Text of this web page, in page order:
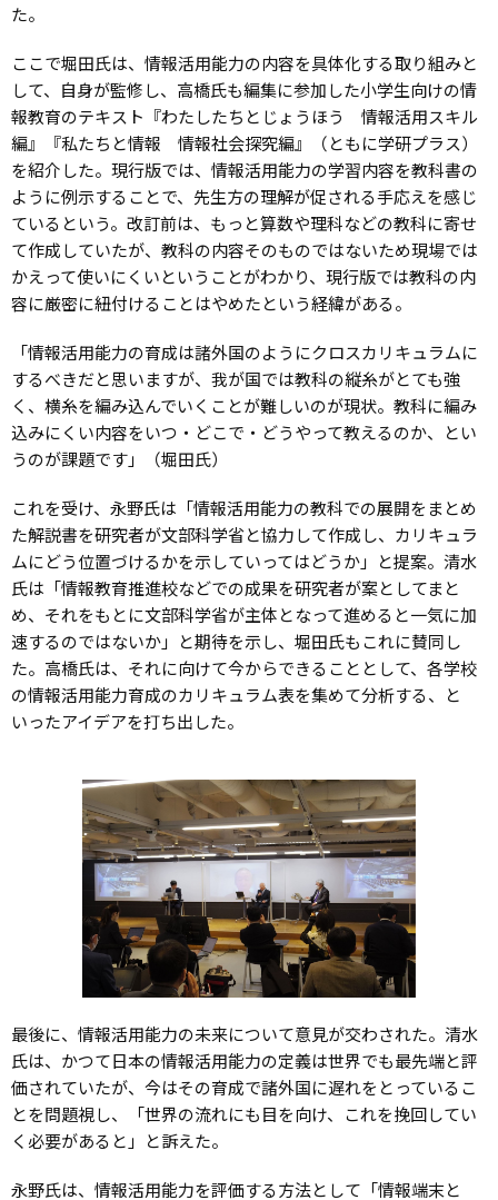
た。
ここで堀田氏は、情報活用能力の内容を具体化する取り組みと
して、自身が監修し、高橋氏も編集に参加した小学生向けの情
報教育のテキスト『わたしたちとじょうほう 情報活用スキル
編』『私たちと情報 情報社会探究編』（ともに学研プラス）
を紹介した。現行版では、情報活用能力の学習内容を教科書の
ように例示することで、先生方の理解が促される手応えを感じ
ているという。改訂前は、もっと算数や理科などの教科に寄せ
て作成していたが、教科の内容そのものではないため現場では
かえって使いにくいということがわかり、現行版では教科の内
容に厳密に紐付けることはやめたという経緯がある。
「情報活用能力の育成は諸外国のようにクロスカリキュラムに
するべきだと思いますが、我が国では教科の縦糸がとても強
く、横糸を編み込んでいくことが難しいのが現状。教科に編み
込みにくい内容をいつ・どこで・どうやって教えるのか、とい
うのが課題です」（堀田氏）
これを受け、永野氏は「情報活用能力の教科での展開をまとめ
た解説書を研究者が文部科学省と協力して作成し、カリキュラ
ムにどう位置づけるかを示していってはどうか」と提案。清水
氏は「情報教育推進校などでの成果を研究者が案としてまと
め、それをもとに文部科学省が主体となって進めると一気に加
速するのではないか」と期待を示し、堀田氏もこれに賛同し
た。高橋氏は、それに向けて今からできることとして、各学校
の情報活用能力育成のカリキュラム表を集めて分析する、と
いったアイデアを打ち出した。
最後に、情報活用能力の未来について意見が交わされた。清水
氏は、かつて日本の情報活用能力の定義は世界でも最先端と評
価されていたが、今はその育成で諸外国に遅れをとっているこ
とを問題視し、「世界の流れにも目を向け、これを挽回してい
く必要があると」と訴えた。
永野氏は、情報活用能力を評価する方法として「情報端末と